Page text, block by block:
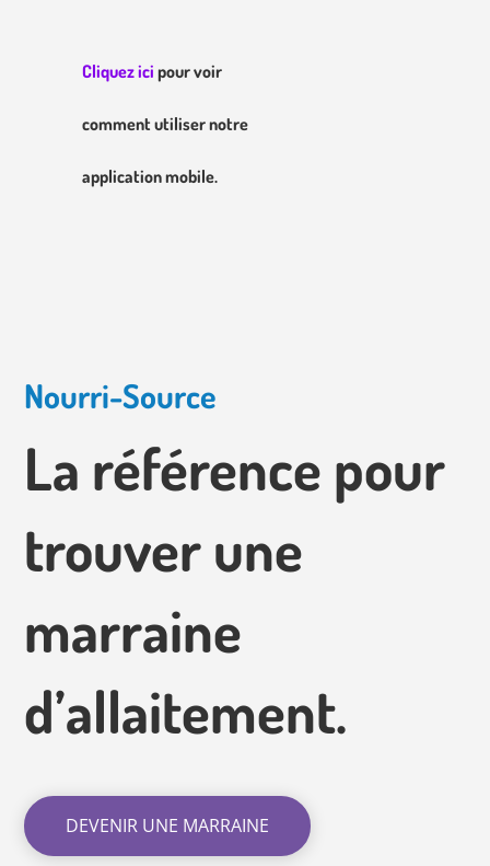
Cliquez ici pour voir
comment utiliser notre
application mobile.
Nourri-Source
La référence pour
trouver une
marraine
d’allaitement.
DEVENIR UNE MARRAINE